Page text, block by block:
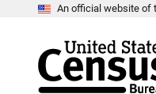
An official website of